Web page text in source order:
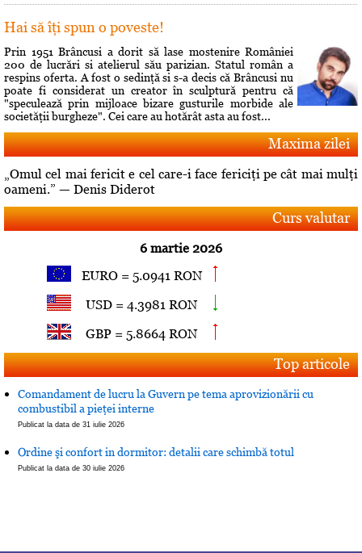
Hai să îţi spun o poveste!
Prin 1951 Brâncusi a dorit să lase mostenire României
200 de lucrări si atelierul său parizian. Statul român a
respins oferta. A fost o sedinţă si s-a decis că Brâncusi nu
poate fi considerat un creator în sculptură pentru că
"speculează prin mijloace bizare gusturile morbide ale
societăţii burgheze". Cei care au hotărât asta au fost...
Maxima zilei
„Omul cel mai fericit e cel care-i face fericiţi pe cât mai mulţi
oameni.” — Denis Diderot
Curs valutar
6 martie 2026
EURO = 5.0941 RON
USD = 4.3981 RON
GBP = 5.8664 RON
Top articole
Comandament de lucru la Guvern pe tema aprovizionării cu
combustibil a pieţei interne
Publicat la data de 31 iulie 2026
Ordine şi confort in dormitor: detalii care schimbă totul
Publicat la data de 30 iulie 2026